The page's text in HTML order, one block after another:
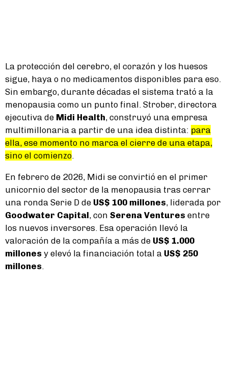
La protección del cerebro, el corazón y los huesos
sigue, haya o no medicamentos disponibles para eso.
Sin embargo, durante décadas el sistema trató a la
menopausia como un punto final. Strober, directora
ejecutiva de Midi Health, construyó una empresa
multimillonaria a partir de una idea distinta: para
ella, ese momento no marca el cierre de una etapa,
sino el comienzo
En febrero de 2026, Midi se convirtió en el primer
unicornio del sector de la menopausia tras cerrar
una ronda Serie D de US$ 100 millones, liderada por
Goodwater Capital, con Serena Ventures entre
los nuevos inversores. Esa operación llevó la
valoración de la compañía a más de US$ 1.000
millones y elevó la financiación total a US$ 250
millones